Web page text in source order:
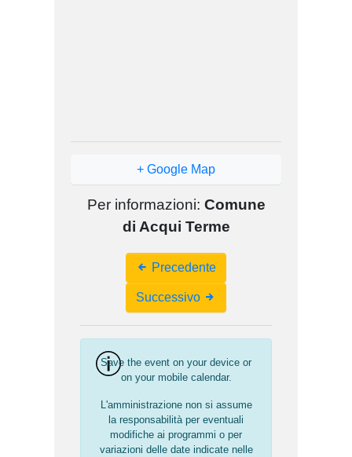
+ Google Map
Per informazioni: Comune
di Acqui Terme
Navigation
Precedente
Successivo
Save the event on your device or
on your mobile calendar.
L'amministrazione non si assume
la responsabilità per eventuali
modifiche ai programmi o per
variazioni delle date indicate nelle